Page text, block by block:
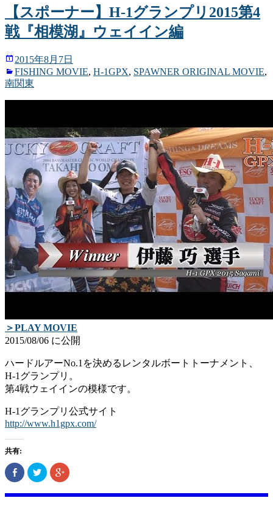
い
ウ
ィ
ド
開
き
ま
す)
Twitter
で
共
有
(新
ウ
ィ
ン
開
す)
Google+
で
共
有
(新
ウ
ィ
ン
開
す)
【スポーナー】H-1グランプリ2015第4
戦『相模湖』ウェイイン編
2015年8月7日
FISHING MOVIE, H-1GPX, SPAWNER ORIGINAL MOVIE,
南関東
＞PLAY MOVIE
2015/08/06 に公開
ハードルアーNo.1を決めるレンタルボートトーナメント、
H-1グランプリ。
第4戦ウェイインの模様です。
H-1グランプリ公式サイト
http://www.h1gpx.com/
共有:
Facebook
で
有
(新
ク
リ
ク
し
ク
リ
ク
し